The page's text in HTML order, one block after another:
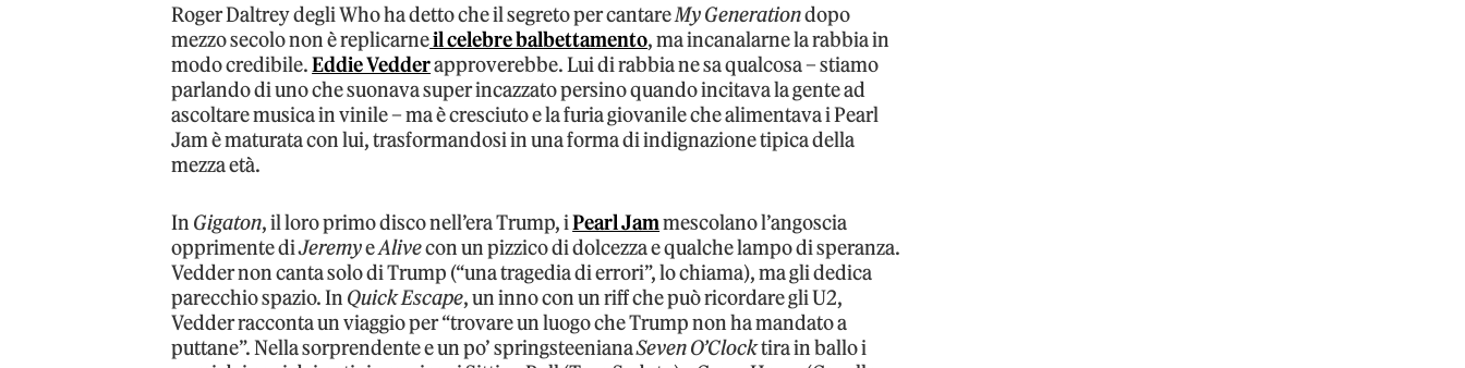
Roger Daltrey degli Who ha detto che il segreto per cantareMy Generationdopo
mezzo secolo non è replicarneil celebre balbettamento, ma incanalarne la rabbia in
modo credibile.Eddie Vedderapproverebbe. Lui di rabbia ne sa qualcosa – stiamo
parlando di uno che suonava super incazzato persino quando incitava la gente ad
ascoltare musica in vinile – ma è cresciuto e la furia giovanile che alimentava i Pearl
Jam è maturata con lui, trasformandosi in una forma di indignazione tipica della
mezza età.
In Gigaton, il loro primo disco nell’era Trump, iPearl Jammescolano l’angoscia
opprimente diJeremyeAlivecon un pizzico di dolcezza e qualche lampo di speranza.
Vedder non canta solo di Trump (“una tragedia di errori”, lo chiama), ma gli dedica
parecchio spazio. In Quick Escape, un inno con un riff che può ricordare gli U2,
Vedder racconta un viaggio per “trovare un luogo che Trump non ha mandato a
puttane”. Nella sorprendente e un po’ springsteenianaSeven O’Clocktira in ballo i